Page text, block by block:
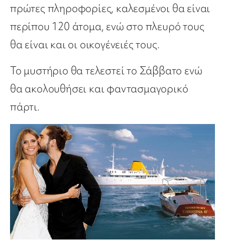
πρώτες πληροφορίες, καλεσμένοι θα είναι
περίπου 120 άτομα, ενώ στο πλευρό τους
θα είναι και οι οικογένειές τους.
Το μυστήριο θα τελεστεί το Σάββατο ενώ
θα ακολουθήσει και φαντασμαγορικό
πάρτι.